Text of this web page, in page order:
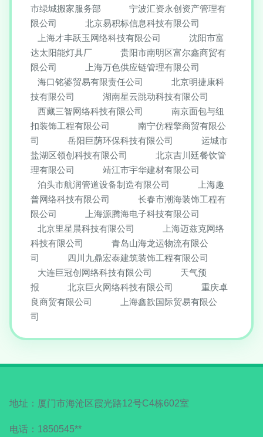
市绿城搬家服务部
宁波汇资永创资产管理有
限公司
北京易积标信息科技有限公司
上海才丰跃玉网络科技有限公司
沈阳市富
达太阳能灯具厂
贵阳市南明区富尔鑫商贸有
限公司
上海万色供应链管理有限公司
海口铭婆贸易有限责任公司
北京明捷康科
技有限公司
湖南星云跳动科技有限公司
西藏三智网络科技有限公司
南京面包与纽
扣装饰工程有限公司
南宁仿程擎商贸有限公
司
岳阳巨荫环保科技有限公司
运城市
盐湖区领创科技有限公司
北京吉川廷餐饮管
理有限公司
靖江市宇华建材有限公司
泊头市航润管道设备制造有限公司
上海趣
普网络科技有限公司
长春市潮海装饰工程有
限公司
上海源腾海电子科技有限公司
北京里星晨科技有限公司
上海迈兹克网络
科技有限公司
青岛山海龙运物流有限公
司
四川九鼎宏泰建筑装饰工程有限公司
大连巨冠创网络科技有限公司
天气预
报
北京巨火网络科技有限公司
重庆卓
良商贸有限公司
上海鑫歆国际贸易有限公
司
地址：厦门市海沧区霞光路12号C4栋602室
电话：1850545**